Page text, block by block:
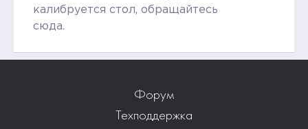
калибруется стол, обращайтесь
сюда.
Форум
Техподдержка